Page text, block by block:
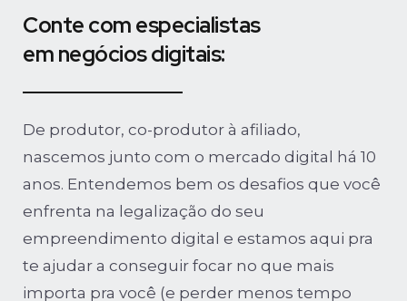
Conte com especialistas
em negócios digitais:
De produtor, co-produtor à afiliado,
nascemos junto com o mercado digital há 10
anos. Entendemos bem os desafios que você
enfrenta na legalização do seu
empreendimento digital e estamos aqui pra
te ajudar a conseguir focar no que mais
importa pra você (e perder menos tempo